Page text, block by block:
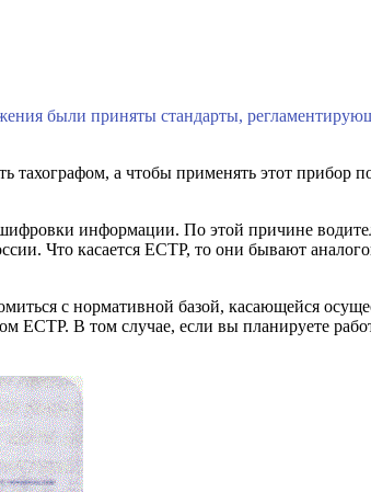
были приняты стандарты,
а чтобы применять этот прибор
информации. По этой причине
Что касается ЕСТР, то они бывают
с нормативной базой, касающейся
В том случае, если вы планируете